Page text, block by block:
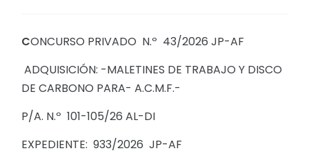
CONCURSO PRIVADO N.º 43/2026 JP-AF
ADQUISICIÓN: -MALETINES DE TRABAJO Y DISCO
DE CARBONO PARA- A.C.M.F.-
P/A. N.º 101-105/26 AL-DI
EXPEDIENTE: 933/2026 JP-AF